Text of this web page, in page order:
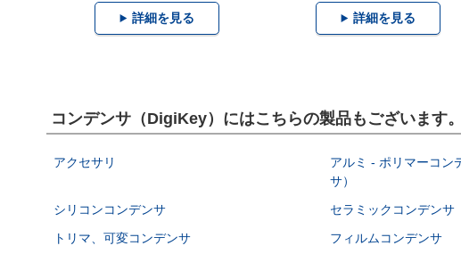
詳細を見る 詳細を見る
コンデンサ（DigiKey）にはこちらの製品もございます。
アクセサリ
アルミ - ポリマーコン
サ）
シリコンコンデンサ セラミックコンデンサ
トリマ、可変コンデンサ
フィルムコンデンサ